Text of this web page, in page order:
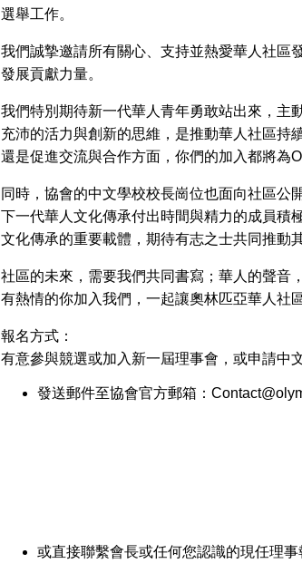
選舉工作。
我們誠摯邀請所有關心、支持並熱愛華人社區
發展貢獻力量。
我們特別期待新一代華人青年勇敢站出來，主
充沛的活力與創新的思維，是推動華人社區持
還是促進交流與合作方面，你們的加入都將為
同時，協會的中文學校校長崗位也面向社區公
下一代華人文化傳承付出時間與精力的成員積
文化傳承的重要載體，期待有志之士共同推動
社區的未來，需要我們共同書寫；華人的聲音
有熱情的你加入我們，一起讓奧林匹亞華人社
報名方式：
有意參與競選或加入新一屆理事會，或申請中
發送郵件至協會官方郵箱：
或直接聯繫會長或任何您認識的現任理事